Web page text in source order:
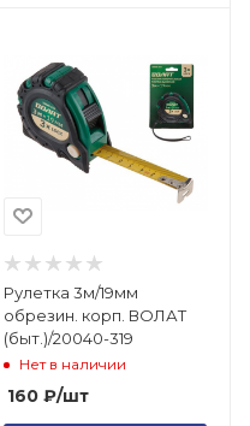
Рулетка 3м/19мм
обрезин. корп. ВОЛАТ
(быт.)/20040-319
Нет в наличии
160₽/шт